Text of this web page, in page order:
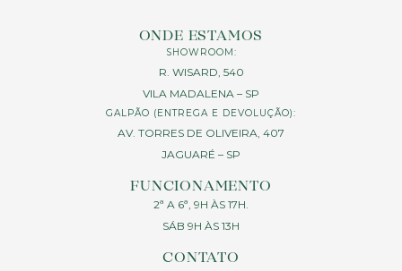
ONDE ESTAMOS
SHOWROOM:
R. WISARD, 540
VILA MADALENA – SP
GALPÃO (ENTREGA E DEVOLUÇÃO):
AV. TORRES DE OLIVEIRA, 407
JAGUARÉ – SP
FUNCIONAMENTO
2ª A 6ª, 9H ÀS 17H.
SÁB 9H ÀS 13H
CONTATO